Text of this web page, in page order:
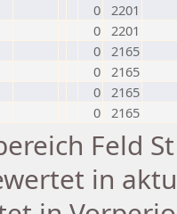
0 2201
0 2201
0 2165
0 2165
0 2165
0 2165
Feld
in